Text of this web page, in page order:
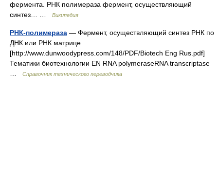
фермента. РНК полимераза фермент, осуществляющий
синтез… …
Википедия
РНК-полимераза — Фермент, осуществляющий синтез РНК по
ДНК или РНК матрице
[http://www.dunwoodypress.com/148/PDF/Biotech Eng Rus.pdf]
Тематики биотехнологии EN RNA polymeraseRNA transcriptase
Справочник технического переводчика